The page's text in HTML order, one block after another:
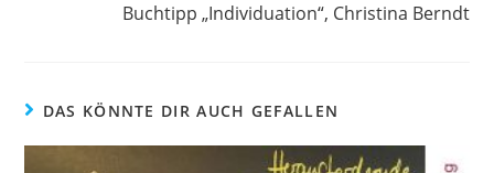
Buchtipp „Individuation“, Christina Berndt
DAS KÖNNTE DIR AUCH GEFALLEN